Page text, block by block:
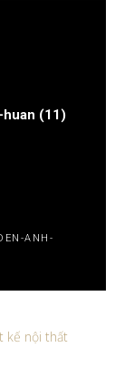
(11)
ANH-
kế nội thất